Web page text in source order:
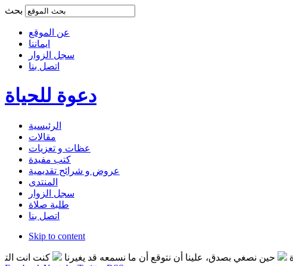
عن الموقع
ايماننا
سجل الزوار
اتصل بنا
دعوة للحياة
الرئيسية
مقالات
عظات و تعزيات
كتب مفيدة
عروض و شرائح تقديمية
المنتدى
سجل الزوار
طلبة صلاة
اتصل بنا
Skip to content
بصدق، علينا أن نتوقع أن ما نسمعه قد يغيرنا كنت انت التغير الذي